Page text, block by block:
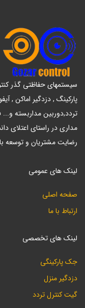
سیستمهای حفاظتی گذر
پارکینگ , دزدگیر اماکن ,
تردد,دوربین مداربسته
مداری در راستای اعتلای
رضایت مشتریان و توسعه
لینک های عمومی
صفحه اصلی
ارتباط با ما
لینک های تخصصی
جک پارکینگی
دزدگیر منزل
گیت کنترل تردد